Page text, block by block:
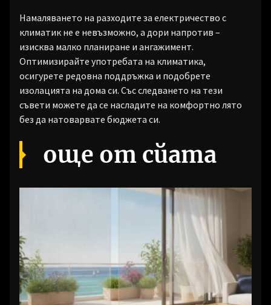
Намаляването на разходите за електричество с
климатик не е невъзможно, а дори напротив –
изисква малко планиране и ангажимент.
Оптимизирайте употребата на климатика,
осигурете редовна поддръжка и подобрете
изолацията на дома си. Със следването на тези
съвети можете да се насладите на комфортно лято
без да натоварвате бюджета си.
още от сйата